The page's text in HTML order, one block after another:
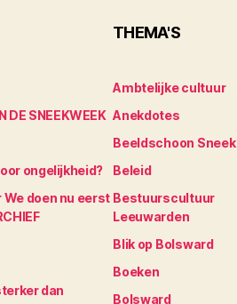
DE SNEEKWEEK
ongelijkheid?
We doen nu eerst
dan
THEMA'S
Ambtelijke cultuur
Anekdotes
Beeldschoon Sneek
Beleid
Bestuurscultuur
Leeuwarden
Blik op Bolsward
Boeken
Bolsward